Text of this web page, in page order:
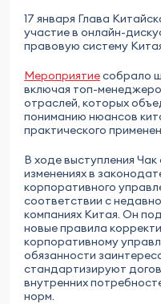
17 января Глава
участие в онлайн-
правовую систему
Мероприятиесобрало
включая топ-
отраслей, которых
пониманию нюансов
практического
В ходе выступления
изменениях в
корпоративного
соответствии с
компаниях Китая. Он
новые правила
корпоративному
обязанности
стандартизируют
внутренних
норм.